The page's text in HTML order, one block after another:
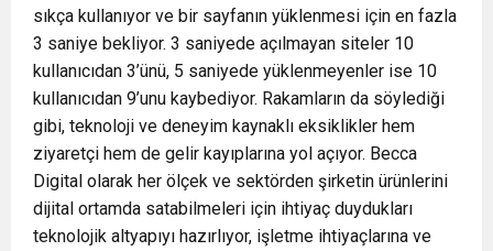
sıkça kullanıyor ve bir sayfanın yüklenmesi için en fazla
3 saniye bekliyor. 3 saniyede açılmayan siteler 10
kullanıcıdan 3’ünü, 5 saniyede yüklenmeyenler ise 10
kullanıcıdan 9’unu kaybediyor. Rakamların da söylediği
gibi, teknoloji ve deneyim kaynaklı eksiklikler hem
ziyaretçi hem de gelir kayıplarına yol açıyor. Becca
Digital olarak her ölçek ve sektörden şirketin ürünlerini
dijital ortamda satabilmeleri için ihtiyaç duydukları
teknolojik altyapıyı hazırlıyor, işletme ihtiyaçlarına ve